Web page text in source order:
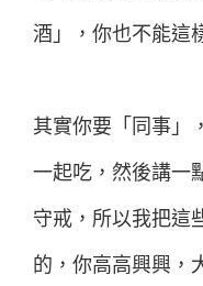
酒」，你也不能這
其實你要「同事」
一起吃，然後講一
守戒，所以我把這
的，你高高興興，